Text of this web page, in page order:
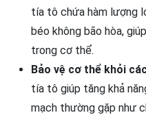
tía tô chứa hàm lượng
béo không bão hòa,
trong cơ thể.
Bảo vệ cơ thể khỏi
tía tô giúp tăng khả
mạch thường gặp như